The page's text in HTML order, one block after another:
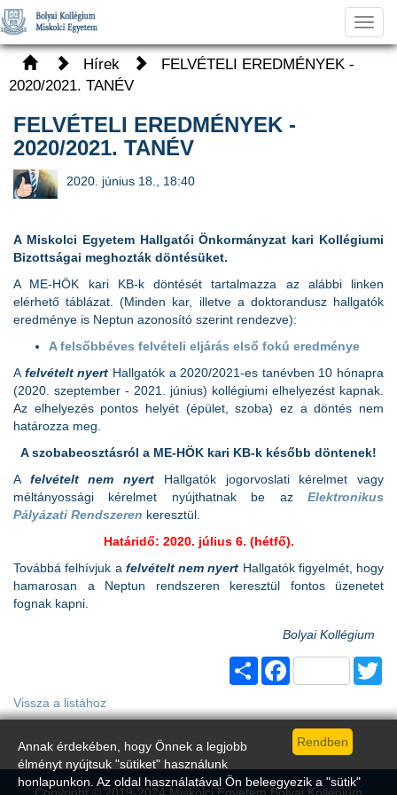
Annak érdekében, hogy Önnek a legjobb
élményt nyújtsuk "sütiket" használunk
honlapunkon. Az oldal használatával Ön beleegyezik a "sütik"
Hírek
FELVÉTELI EREDMÉNYEK -
2020/2021. TANÉV
FELVÉTELI EREDMÉNYEK -
2020/2021. TANÉV
2020. június 18., 18:40
A Miskolci Egyetem Hallgatói Önkormányzat kari Kollégiumi
Bizottságai meghozták döntésüket.
A ME-HÖK kari KB-k döntését tartalmazza az alábbi linken
elérhető táblázat. (Minden kar, illetve a doktorandusz hallgatók
eredménye is Neptun azonosító szerint rendezve):
A felsőbbéves felvételi eljárás első fokú eredménye
A felvételt nyert Hallgatók a 2020/2021-es tanévben 10 hónapra
(2020. szeptember - 2021. június) kollégiumi elhelyezést kapnak.
Az elhelyezés pontos helyét (épület, szoba) ez a döntés nem
határozza meg.
A szobabeosztásról a ME-HÖK kari KB-k később döntenek!
A felvételt nem nyert Hallgatók jogorvoslati kérelmet vagy
méltányossági kérelmet nyújthatnak be az Elektronikus
Pályázati Rendszeren keresztül.
Határidő: 2020. július 6. (hétfő).
Továbbá felhívjuk a felvételt nem nyert Hallgatók figyelmét, hogy
hamarosan a Neptun rendszeren keresztül fontos üzenetet
fognak kapni.
Bolyai Kollégium
Share Facebook
Vissza a listához